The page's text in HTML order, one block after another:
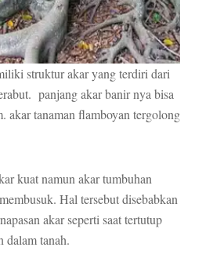
struktur akar yang terdiri dari
panjang akar banir nya bisa
akar tanaman flamboyan tergolong
kuat namun akar tumbuhan
Hal tersebut disebabkan
akar seperti saat tertutup
dalam tanah.